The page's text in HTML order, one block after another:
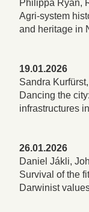
Philippa Ryan,
Agri-system
and heritage in
19.01.2026
Sandra
Dancing the
infrastructures
26.01.2026
Daniel Jákli,
Survival of the
Darwinist